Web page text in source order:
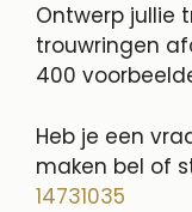
Ontwerp jullie
trouwringen
400
Heb je een
maken bel of
14731035